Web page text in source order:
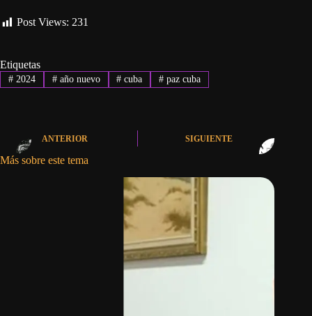
Post Views: 231
Etiquetas
#2024 #año nuevo # cuba # paz cuba
ANTERIOR SIGUIENTE
Más sobre este tema